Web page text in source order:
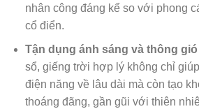
nhân công đáng kể so với phong
cổ điển.
Tận dụng ánh sáng và thông
sổ, giếng trời hợp lý không chỉ
điện năng về lâu dài mà còn tạo
thoáng đãng, gần gũi với thiên